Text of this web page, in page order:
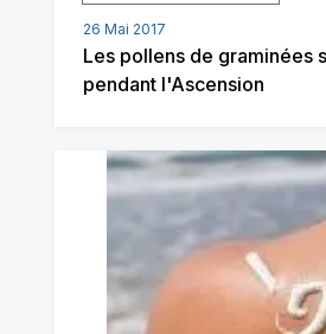
26 Mai 2017
Les pollens de graminées
pendant l'Ascension